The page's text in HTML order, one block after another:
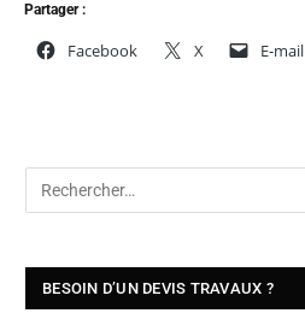
Partager :
Facebook X E-mail
BESOIN D’UN DEVIS TRAVAUX ?